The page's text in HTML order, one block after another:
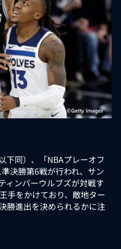
同）、「NBAプレーオフ
決勝第6戦が行われ、サン
ィンバーウルブズが対戦す
手をかけており、敵地ター
勝進出を決められるかに注